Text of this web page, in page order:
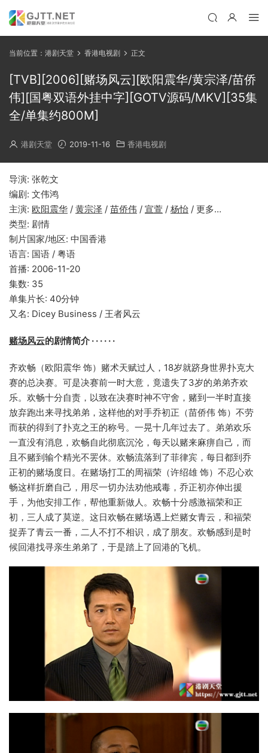
当前位置： 港剧天堂 香港电视剧 正文
[TVB][2006][赌场风云][欧阳震华/黄宗泽/苗侨
伟][国粤双语外挂中字][GOTV源码/MKV][35集
全/单集约800M]
港剧天堂 2019-11-16 香港电视剧
导演: 张乾文
编剧: 文伟鸿
主演: 欧阳震华 / 黄宗泽 / 苗侨伟 / 宣萱 / 杨怡 / 更多…
类型: 剧情
制片国家/地区: 中国香港
语言: 国语 / 粤语
首播: 2006-11-20
集数: 35
单集片长: 40分钟
又名: Dicey Business / 王者风云
赌场风云的剧情简介 · · · · · ·
齐欢畅（欧阳震华 饰）赌术天赋过人，18岁就跻身世界扑克大
赛的总决赛。可是决赛前一时大意，竟遗失了3岁的弟弟齐欢
乐。欢畅十分自责，以致在决赛时神不守舍，赌到一半时直接
放弃跑出来寻找弟弟，这样他的对手乔初正（苗侨伟 饰）不劳
而获的得到了扑克之王的称号。一晃十几年过去了。弟弟欢乐
一直没有消息，欢畅自此彻底沉沦，每天以赌来麻痹自己，而
且不赌到输个精光不罢休。欢畅流落到了菲律宾，每日都到乔
正初的赌场度日。在赌场打工的周福荣（许绍雄 饰）不忍心欢
畅这样折磨自己，用尽一切办法劝他戒毒，乔正初亦伸出援
手，为他安排工作，帮他重新做人。欢畅十分感激福荣和正
初，三人成了莫逆。这日欢畅在赌场遇上烂赌女青云，和福荣
捉弄了青云一番，二人不打不相识，成了朋友。欢畅感到是时
候回港找寻亲生弟弟了，于是踏上了回港的飞机。